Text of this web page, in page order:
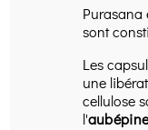
Purasana
sont
Les
une
cellulose
l'